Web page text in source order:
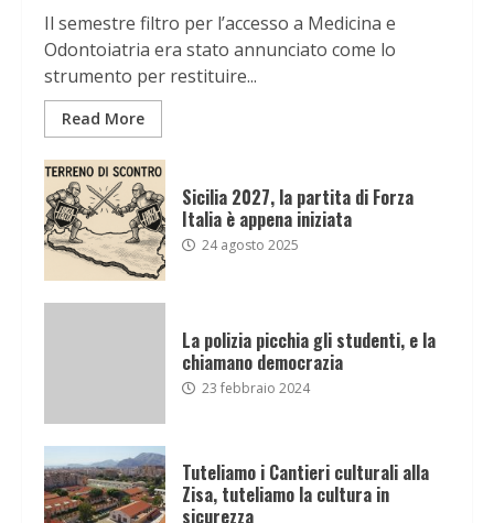
Il semestre filtro per l’accesso a Medicina e
Odontoiatria era stato annunciato come lo
strumento per restituire...
Read More
Sicilia 2027, la partita di Forza
Italia è appena iniziata
24 agosto 2025
La polizia picchia gli studenti, e la
chiamano democrazia
23 febbraio 2024
Tuteliamo i Cantieri culturali alla
Zisa, tuteliamo la cultura in
sicurezza